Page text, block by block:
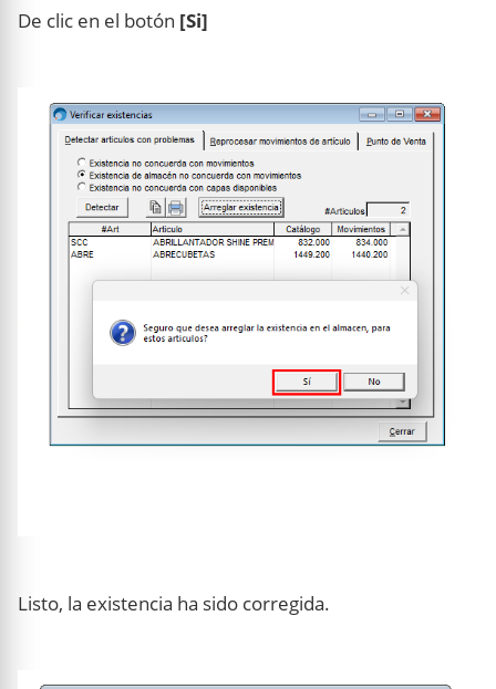
De clic en el botón [Si]
Listo, la existencia ha sido corregida.